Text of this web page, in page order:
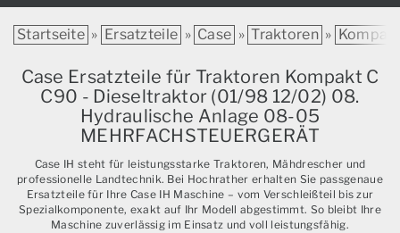
Startseite » Ersatzteile » Case » Traktoren »
Case Ersatzteile für Traktoren Kompakt C
C90 - Dieseltraktor (01/98 12/02) 08.
Hydraulische Anlage 08-05
MEHRFACHSTEUERGERÄT
Case IH steht für leistungsstarke Traktoren, Mähdrescher und
professionelle Landtechnik. Bei Hochrather erhalten Sie passgenaue
Ersatzteile für Ihre Case IH Maschine – vom Verschleißteil bis zur
Spezialkomponente, exakt auf Ihr Modell abgestimmt. So bleibt Ihre
Maschine zuverlässig im Einsatz und voll leistungsfähig.